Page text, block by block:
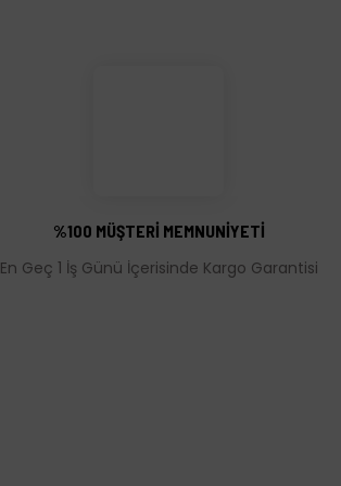
%100 MÜŞTERİ MEMNUNİYETİ
En Geç 1 İş Günü İçerisinde Kargo Garantisi